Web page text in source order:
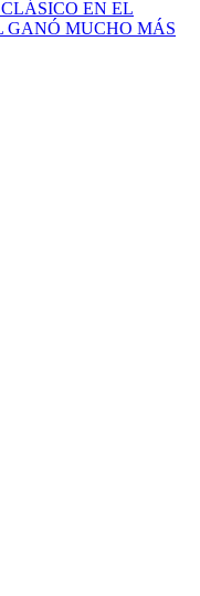
EN EL
GANÓ MUCHO MÁS